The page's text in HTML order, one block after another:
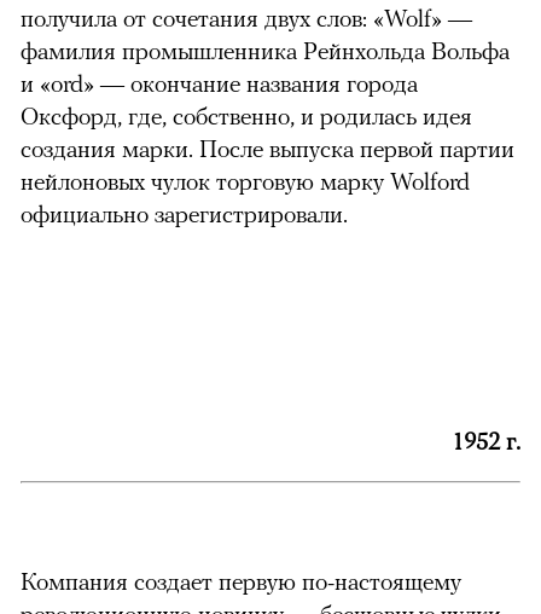
получила от сочетания двух слов: «Wolf» —
фамилия промышленника Рейнхольда Вольфа
и «ord» — окончание названия города
Оксфорд, где, собственно, и родилась идея
создания марки. После выпуска первой партии
нейлоновых чулок торговую марку Wolford
официально зарегистрировали.
1952 г.
Компания создает первую по-настоящему